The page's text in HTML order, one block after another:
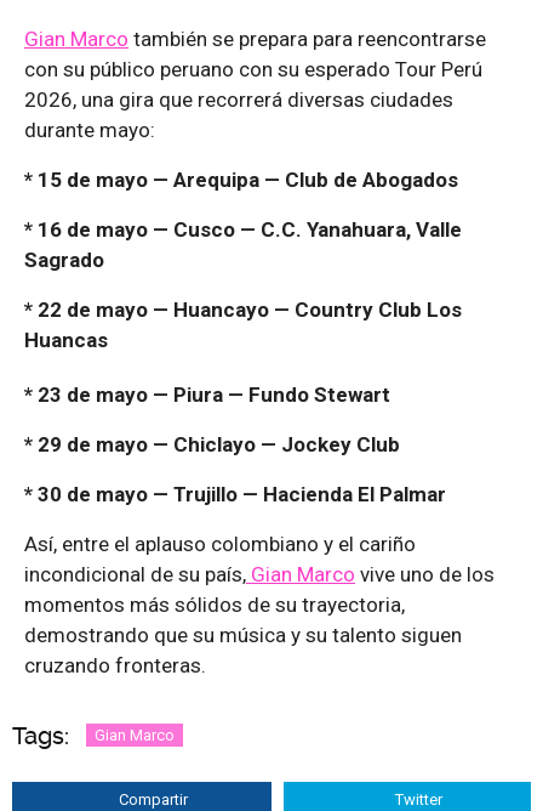
Gian Marco también se prepara para reencontrarse
con su público peruano con su esperado Tour Perú
2026, una gira que recorrerá diversas ciudades
durante mayo:
* 15 de mayo — Arequipa — Club de Abogados
* 16 de mayo — Cusco — C.C. Yanahuara, Valle
Sagrado
* 22 de mayo — Huancayo — Country Club Los
Huancas
* 23 de mayo — Piura — Fundo Stewart
* 29 de mayo — Chiclayo — Jockey Club
* 30 de mayo — Trujillo — Hacienda El Palmar
Así, entre el aplauso colombiano y el cariño
incondicional de su país, Gian Marco vive uno de los
momentos más sólidos de su trayectoria,
demostrando que su música y su talento siguen
cruzando fronteras.
Tags: Gian Marco
Compartir Twitter